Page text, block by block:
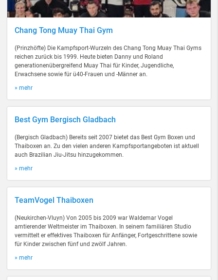
Chang Tong Muay Thai Gym
(Prinzhöfte) Die Kampfsport-Wurzeln des Chang Tong Muay Thai Gyms
reichen zurück bis 1999. Heute bieten Danny und Roland
generationenübergreifend Muay Thai für Kinder, Jugendliche,
Erwachsene sowie für ü40-Frauen und -Männer an.
» mehr
Best Gym Bergisch Gladbach
(Bergisch Gladbach) Bereits seit 2007 bietet das Best Gym Boxen und
Thaiboxen an. Zu den vielen anderen Kampfsportangeboten ist aktuell
auch Brazilian Jiu-Jitsu hinzugekommen.
» mehr
TeamVogel Thaiboxen
(Neukirchen-Vluyn) Von 2005 bis 2009 war Waldemar Vogel
amtierender Weltmeister im Thaiboxen. In seinem familiären Studio
vermittelt er effektives Thaiboxen für Anfänger, Fortgeschrittene sowie
für Kinder zwischen fünf und zwölf Jahren.
» mehr